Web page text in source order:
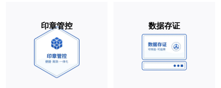
印章管控 数据存证